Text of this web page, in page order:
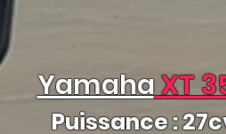
YamahaXT
Puissance :